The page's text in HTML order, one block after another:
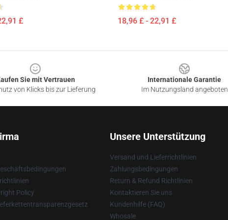
£ 18,96 £ - 22,91 £
Sie mit Vertrauen
von Klicks bis zur Lieferung
Internationale Garantie
Im Nutzungsland angeboten
Policy
Unsere Unterstützung
Versand und Lieferrichtlinien
Zahlungsbedingungen
Return & Refund Richtlinien
Kontaktieren Sie uns
Kundenhilfe (FAQ)
Whosale